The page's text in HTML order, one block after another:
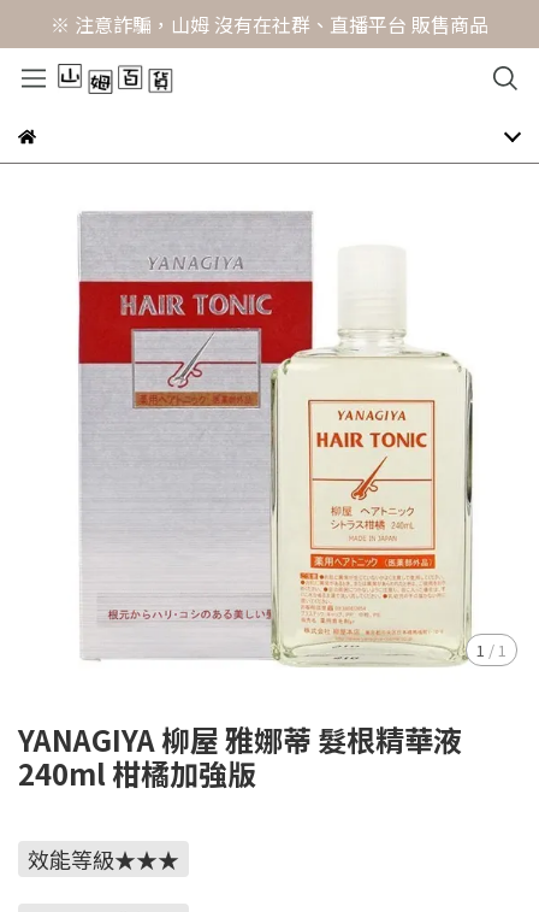
※ 注意詐騙，山姆 沒有在社群、直播平台 販售商品
1 / 1
YANAGIYA 柳屋 雅娜蒂 髮根精華液
240ml 柑橘加強版
效能等級★★★